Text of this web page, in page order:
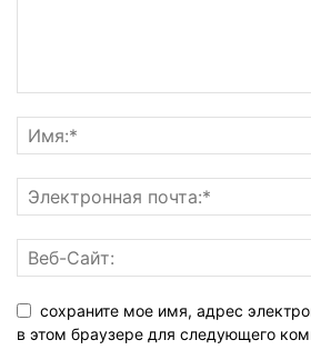
сохраните мое имя, адрес
в этом браузере для следующего